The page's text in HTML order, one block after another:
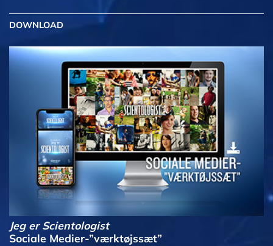
DOWNLOAD
Jeg er Scientologist
Sociale Medier-”værktøjssæt”